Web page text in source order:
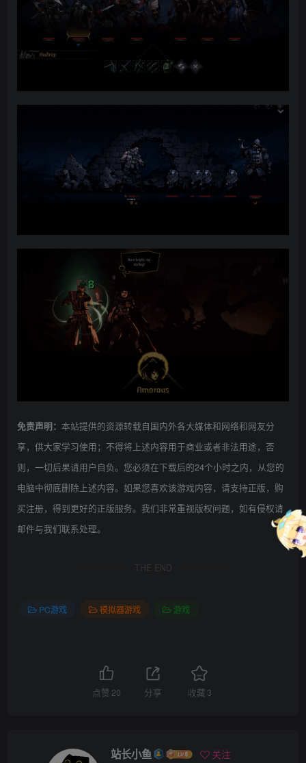
免责声明： 本站提供的资源转载自国内外各大媒体和网络和网友分
享，供大家学习使用；不得将上述内容用于商业或者非法用途，否
则，一切后果请用户自负。您必须在下载后的24个小时之内，从您的
电脑中彻底删除上述内容。如果您喜欢该游戏内容，请支持正版，购
买注册，得到更好的正版服务。我们非常重视版权问题，如有侵权请
邮件与我们联系处理。
THE END
PC游戏 模拟器游戏 游戏
点赞20 分享 收藏 3
站长小鱼 关注